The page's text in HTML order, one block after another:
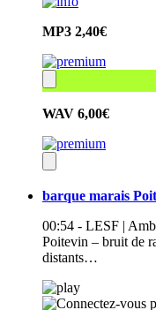
MP3 2,40€
WAV 6,00€
barque marais
00:54 - LESF |
Poitevin – bruit de
distants…